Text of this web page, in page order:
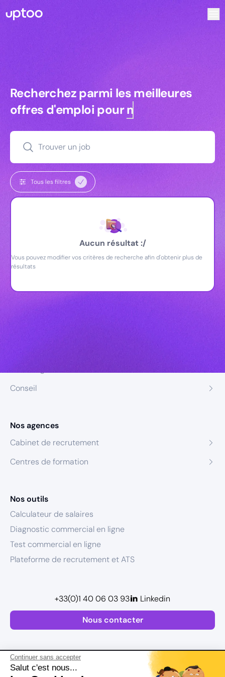
Continuer sans accepter
Salut c'est nous...
Recherchez parmi les meilleures
Recherchez parmi les meilleures
offres d'emploi pourmanagers
Trouver un job
Tous les filtres
Aucun résultat :/
Vous pouvez modifier vos critères de recherche afin d'obtenir plus de
résultats
Conseil
Nos agences
Cabinet de recrutement
Centres de formation
Nos outils
Calculateur de salaires
Diagnostic commercial en ligne
Test commercial en ligne
Plateforme de recrutement et ATS
Nous contacter
+33(0)1 40 06 03 93 Linkedin